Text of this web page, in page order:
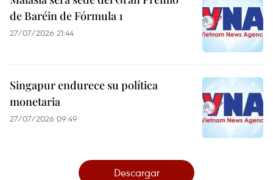
de Baréin de Fórmula 1
27/07/2026 21:44
Singapur endurece su política
monetaria
27/07/2026 09:49
Descargar